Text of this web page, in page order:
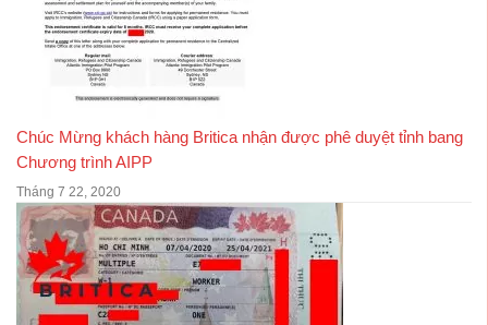
Chúc Mừng khách hàng Britica nhận được phê duyệt tỉnh bang
Chương trình AIPP
Tháng 7 22, 2020